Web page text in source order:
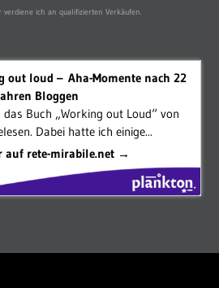
verdiene ich an qualifizierten Verkäufen.
out loud – Aha-Momente nach 22
Bloggen
Buch „Working out Loud“ von
Dabei hatte ich einige...
auf rete-mirabile.net →